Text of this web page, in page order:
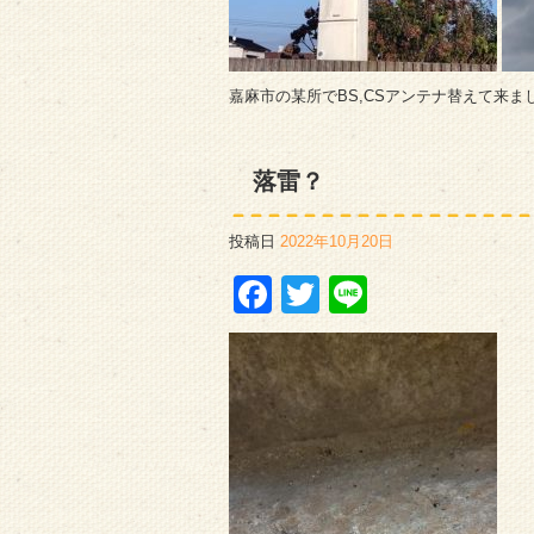
嘉麻市の某所でBS,CSアンテナ替えて来ま
落雷？
投稿日 2022年10月20日
Facebook
Twitter